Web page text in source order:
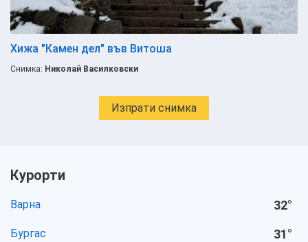
Хижа "Камен дел" във Витоша
Снимка: Николай Василковски
Изпрати снимка
Курорти
Варна 32°
Бургас 31°